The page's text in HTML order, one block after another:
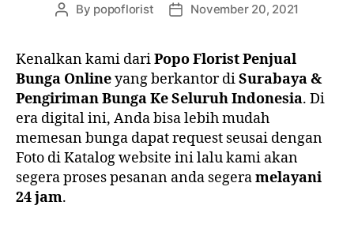
By popoflorist November 20, 2021
Kenalkan kami dariPopo Florist Penjual
Bunga Onlineyang berkantor diSurabaya &
Pengiriman Bunga Ke Seluruh Indonesia. Di
era digital ini, Anda bisa lebih mudah
memesan bunga dapat request seusai dengan
Foto di Katalog website ini lalu kami akan
segera proses pesanan anda segeramelayani
24 jam.